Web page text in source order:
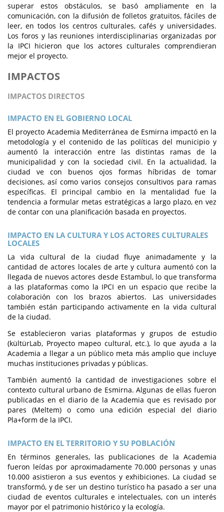
superar estos obstáculos, se basó ampliamente en la
comunicación, con la difusión de folletos gratuitos, fáciles de
leer, en todos los centros culturales, cafés y universidades.
Los foros y las reuniones interdisciplinarias organizadas por
la IPCI hicieron que los actores culturales comprendieran
mejor el proyecto.
IMPACTOS
IMPACTOS DIRECTOS
IMPACTO EN EL GOBIERNO LOCAL
El proyecto Academia Mediterránea de Esmirna impactó en la
metodología y el contenido de las políticas del municipio y
aumentó la interacción entre las distintas ramas de la
municipalidad y con la sociedad civil. En la actualidad, la
ciudad ve con buenos ojos formas híbridas de tomar
decisiones, así como varios consejos consultivos para ramas
específicas. El principal cambio en la mentalidad fue la
tendencia a formular metas estratégicas a largo plazo, en vez
de contar con una planificación basada en proyectos.
IMPACTO EN LA CULTURA Y LOS ACTORES CULTURALES
LOCALES
La vida cultural de la ciudad fluye animadamente y la
cantidad de actores locales de arte y cultura aumentó con la
llegada de nuevos actores desde Estambul, lo que transforma
a las plataformas como la IPCI en un espacio que recibe la
colaboración con los brazos abiertos. Las universidades
también están participando activamente en la vida cultural
de la ciudad.
Se establecieron varias plataformas y grupos de estudio
(kültürLab, Proyecto mapeo cultural, etc.), lo que ayuda a la
Academia a llegar a un público meta más amplio que incluye
muchas instituciones privadas y públicas.
También aumentó la cantidad de investigaciones sobre el
contexto cultural urbano de Esmirna. Algunas de ellas fueron
publicadas en el diario de la Academia que es revisado por
pares (Meltem) o como una edición especial del diario
Pla+form de la IPCI.
IMPACTO EN EL TERRITORIO Y SU POBLACIÓN
En términos generales, las publicaciones de la Academia
fueron leídas por aproximadamente 70.000 personas y unas
10.000 asistieron a sus eventos y exhibiciones. La ciudad se
transformó, y de ser un destino turístico ha pasado a ser una
ciudad de eventos culturales e intelectuales, con un interés
mayor por el patrimonio histórico y la ecología.